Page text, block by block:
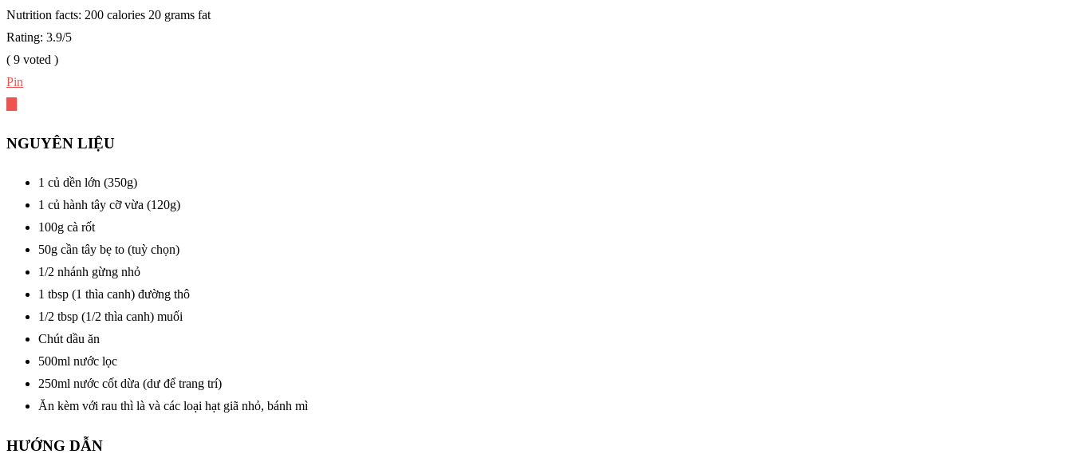
Nutrition facts: 200 calories 20 grams fat
Rating: 3.9/5
( 9 voted )
Pin
NGUYÊN LIỆU
1 củ dền lớn (350g)
1 củ hành tây cỡ vừa (120g)
100g cà rốt
50g cần tây bẹ to (tuỳ chọn)
1/2 nhánh gừng nhỏ
1 tbsp (1 thìa canh) đường thô
1/2 tbsp (1/2 thìa canh) muối
Chút dầu ăn
500ml nước lọc
250ml nước cốt dừa (dư để trang trí)
Ăn kèm với rau thì là và các loại hạt giã nhỏ, bánh mì
HƯỚNG DẪN